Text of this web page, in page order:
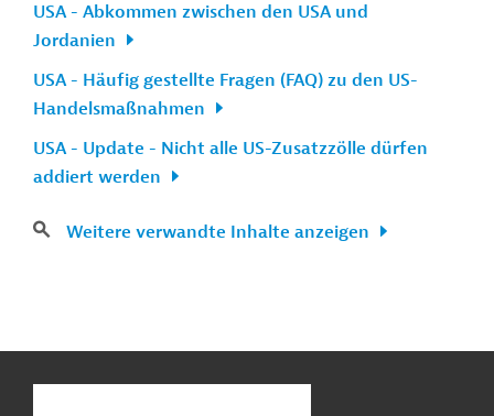
USA - Abkommen zwischen den USA und
Jordanien
USA - Häufig gestellte Fragen (FAQ) zu den US-
Handelsmaßnahmen
USA - Update - Nicht alle US-Zusatzzölle dürfen
addiert werden
Weitere verwandte Inhalte anzeigen